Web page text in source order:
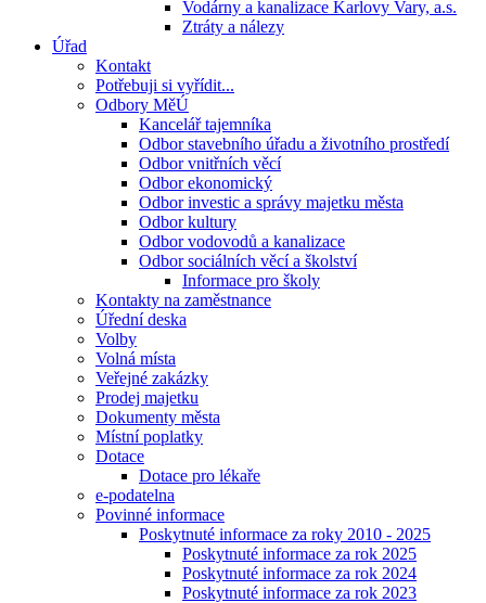
Vodárny a kanalizace Karlovy Vary, a.s.
Ztráty a nálezy
Úřad
Kontakt
Potřebuji si vyřídit...
Odbory MěÚ
Kancelář tajemníka
Odbor stavebního úřadu a životního prostředí
Odbor vnitřních věcí
Odbor ekonomický
Odbor investic a správy majetku města
Odbor kultury
Odbor vodovodů a kanalizace
Odbor sociálních věcí a školství
Informace pro školy
Kontakty na zaměstnance
Úřední deska
Volby
Volná místa
Veřejné zakázky
Prodej majetku
Dokumenty města
Místní poplatky
Dotace
Dotace pro lékaře
e-podatelna
Povinné informace
Poskytnuté informace za roky 2010 - 2025
Poskytnuté informace za rok 2025
Poskytnuté informace za rok 2024
Poskytnuté informace za rok 2023